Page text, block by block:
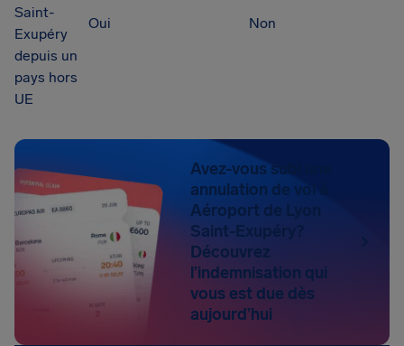
Saint-
Exupéry
depuis un
pays hors
UE
Oui Non
Avez-vous subi une
annulation de vol à
Aéroport de Lyon
Saint-Exupéry?
Découvrez
l’indemnisation qui
vous est due dès
aujourd’hui